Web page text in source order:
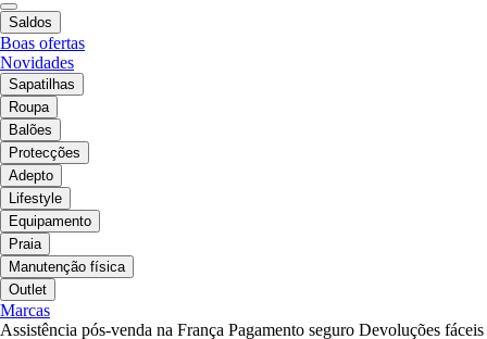
Saldos
Boas ofertas
Novidades
Sapatilhas
Roupa
Balões
Protecções
Adepto
Lifestyle
Equipamento
Praia
Manutenção física
Outlet
Marcas
Assistência pós-venda na França Pagamento seguro Devoluções fáceis